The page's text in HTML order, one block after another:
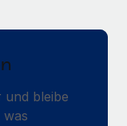
und bleibe